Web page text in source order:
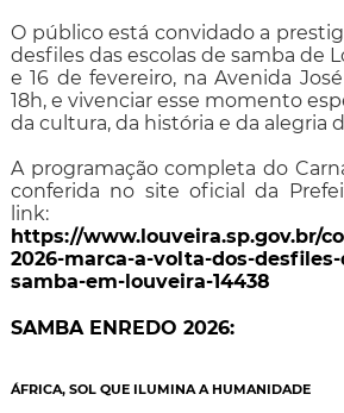
O público está convidado a
desfiles das escolas de samba de
e 16 de fevereiro, na Avenida
18h, e vivenciar esse momento
da cultura, da história e da alegria
A programação completa do
conferida no site oficial da
link:
https://www.louveira.sp.gov.br/
2026-marca-a-volta-dos-
samba-em-louveira-14438
SAMBA ENREDO 2026:
ÁFRICA, SOL QUE ILUMINA A HUMANIDADE